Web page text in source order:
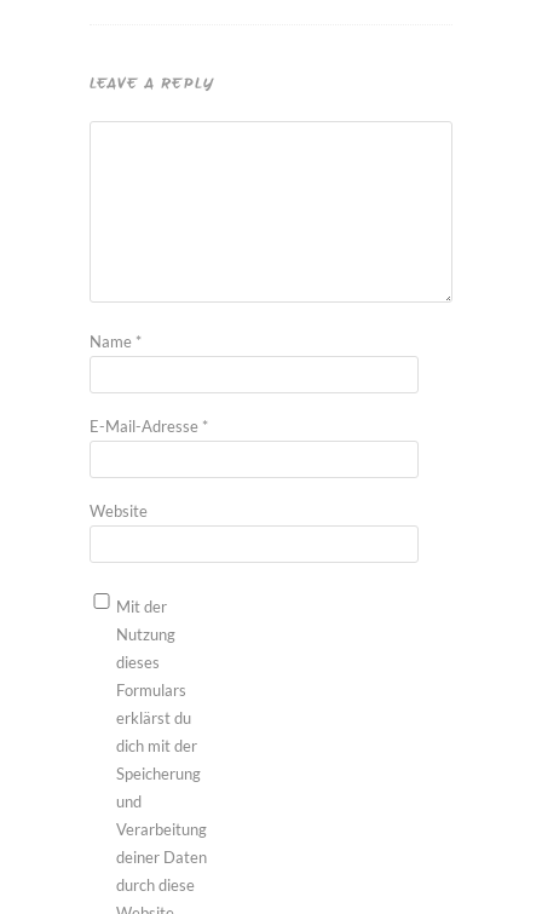
LEAVE A REPLY
Name *
E-Mail-Adresse *
Website
Mit der
Nutzung
dieses
Formulars
erklärst du
dich mit der
Speicherung
und
Verarbeitung
deiner Daten
durch diese